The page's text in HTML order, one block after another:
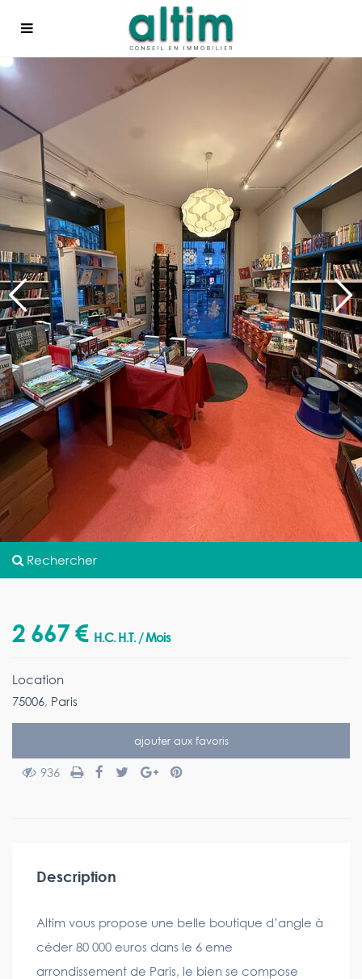
Rechercher
2 667 € H.C. H.T. / Mois
Location
75006, Paris
ajouter aux favoris
936
Description
Altim vous propose une belle boutique d’angle à
céder 80 000 euros dans le 6 eme
arrondissement de Paris, le bien se compose